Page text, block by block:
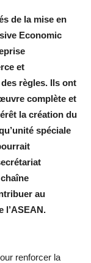
de la mise en
Economic
et
règles. Ils ont
complète et
la création du
spéciale
au
l’ASEAN.
renforcer la